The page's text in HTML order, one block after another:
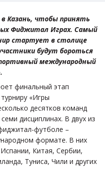
Казань, чтобы принять
Фиджитал Играх. Самый
стартует в столице
будут бороться
международный
финальный этап
«Игры
десятков команд
дисциплинах. В двух из
футболе –
формате. В них
Китая, Сербии,
Туниса, Чили и других